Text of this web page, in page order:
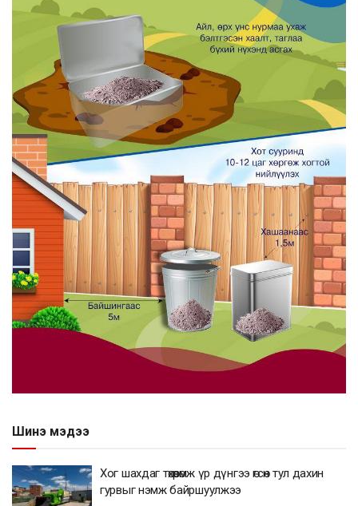
Шинэ мэдээ
Хог шахдаг төхөөрөмж үр дүнгээ өгсөн тул дахин
гурвыг нэмж байршуулжээ